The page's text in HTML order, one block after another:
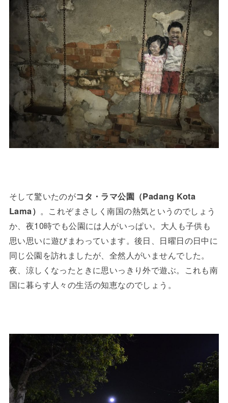
そして驚いたのがコタ・ラマ公園（Padang Kota
Lama） 。これぞまさしく南国の熱気というのでしょう
か、夜10時でも公園には人がいっぱい。大人も子供も
思い思いに遊びまわっています。後日、日曜日の日中に
同じ公園を訪れましたが、全然人がいませんでした。
夜、涼しくなったときに思いっきり外で遊ぶ。これも南
国に暮らす人々の生活の知恵なのでしょう。